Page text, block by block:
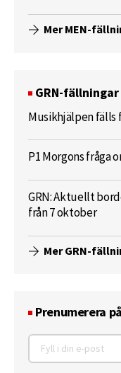
Mer MEN-
GRN-fällningar
Musikhjälpen
P1 Morgons fråga
GRN: Aktuellt
från 7 oktober
Mer GRN-
Prenumerera